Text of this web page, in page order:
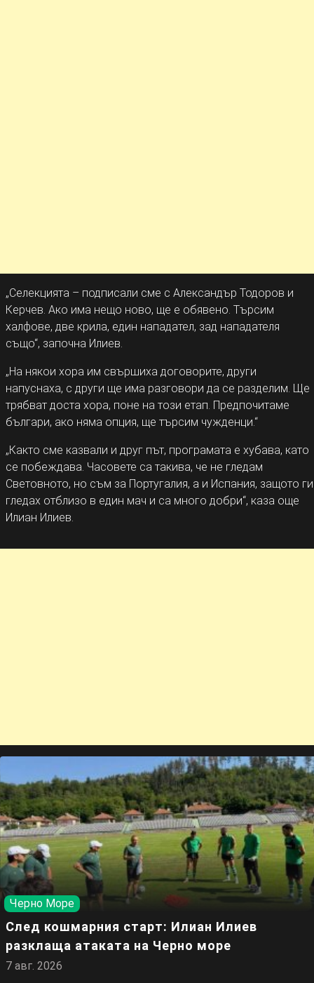
„Селекцията – подписали сме с Александър Тодоров и
Керчев. Ако има нещо ново, ще е обявено. Търсим
халфове, две крила, един нападател, зад нападателя
също“, започна Илиев.
„На някои хора им свършиха договорите, други
напуснаха, с други ще има разговори да се разделим. Ще
трябват доста хора, поне на този етап. Предпочитаме
българи, ако няма опция, ще търсим чужденци.“
„Както сме казвали и друг път, програмата е хубава, като
се побеждава. Часовете са такива, че не гледам
Световното, но съм за Португалия, а и Испания, защото ги
гледах отблизо в един мач и са много добри“, каза още
Илиан Илиев.
Черно Море
След кошмарния старт: Илиан Илиев
разклаща атаката на Черно море
7 авг. 2026